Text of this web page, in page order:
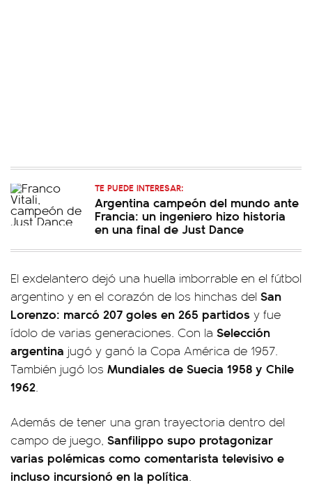
TE PUEDE INTERESAR:
Argentina campeón del mundo ante
Francia: un ingeniero hizo historia
en una final de Just Dance
El exdelantero dejó una huella imborrable en el fútbol
argentino y en el corazón de los hinchas del San
Lorenzo: marcó 207 goles en 265 partidos y fue
ídolo de varias generaciones. Con la Selección
argentina jugó y ganó la Copa América de 1957.
También jugó los Mundiales de Suecia 1958 y Chile
1962.
Además de tener una gran trayectoria dentro del
campo de juego, Sanfilippo supo protagonizar
varias polémicas como comentarista televisivo e
incluso incursionó en la política.